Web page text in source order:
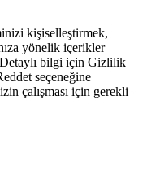
kişiselleştirmek,
yönelik içerikler
bilgi için Gizlilik
seçeneğine
çalışması için gerekli